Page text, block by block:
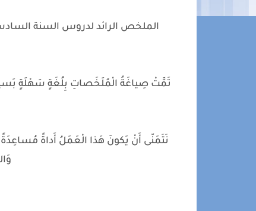
الملخص الرائد لدروس السنة
تَمَّتْ صِياغَةُ الْمُلَخَصاتِ بِلُغَةٍ سَهْلَةٍ
نَتَمَنّى أَنْ يَكونَ هَذا الْعَمَلُ أَداةً